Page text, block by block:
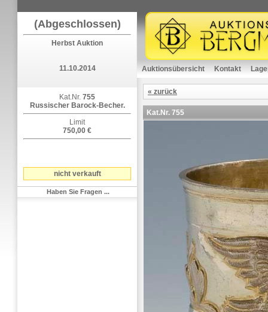
(Abgeschlossen)
Herbst Auktion
11.10.2014
Kat.Nr. 755
Russischer Barock-Becher.
Limit
750,00 €
nicht verkauft
Haben Sie Fragen ...
Auktionsübersicht Kontakt
« zurück
Kat.Nr. 755